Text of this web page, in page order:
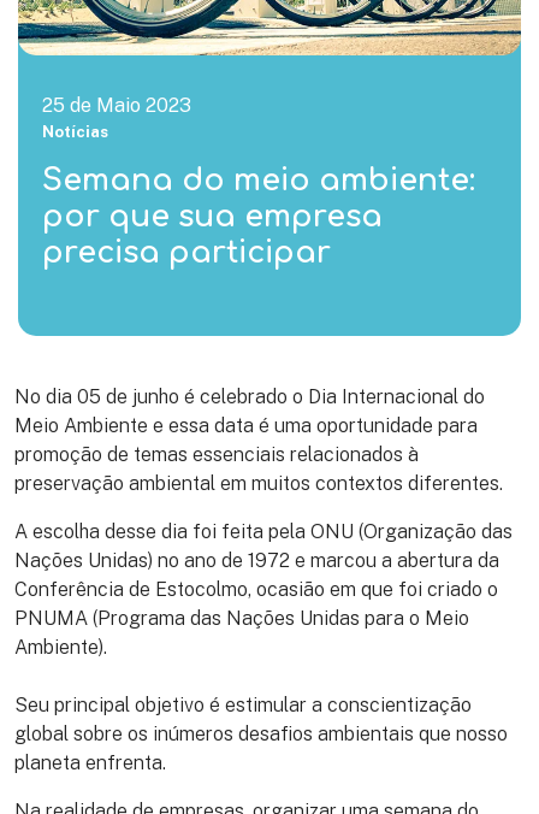
25 de Maio 2023
Notícias
Semana do meio ambiente:
por que sua empresa
precisa participar
No dia 05 de junho é celebrado o Dia Internacional do
Meio Ambiente e essa data é uma oportunidade para
promoção de temas essenciais relacionados à
preservação ambiental em muitos contextos diferentes.
A escolha desse dia foi feita pela ONU (Organização das
Nações Unidas) no ano de 1972 e marcou a abertura da
Conferência de Estocolmo, ocasião em que foi criado o
PNUMA (Programa das Nações Unidas para o Meio
Ambiente).
Seu principal objetivo é estimular a conscientização
global sobre os inúmeros desafios ambientais que nosso
planeta enfrenta.